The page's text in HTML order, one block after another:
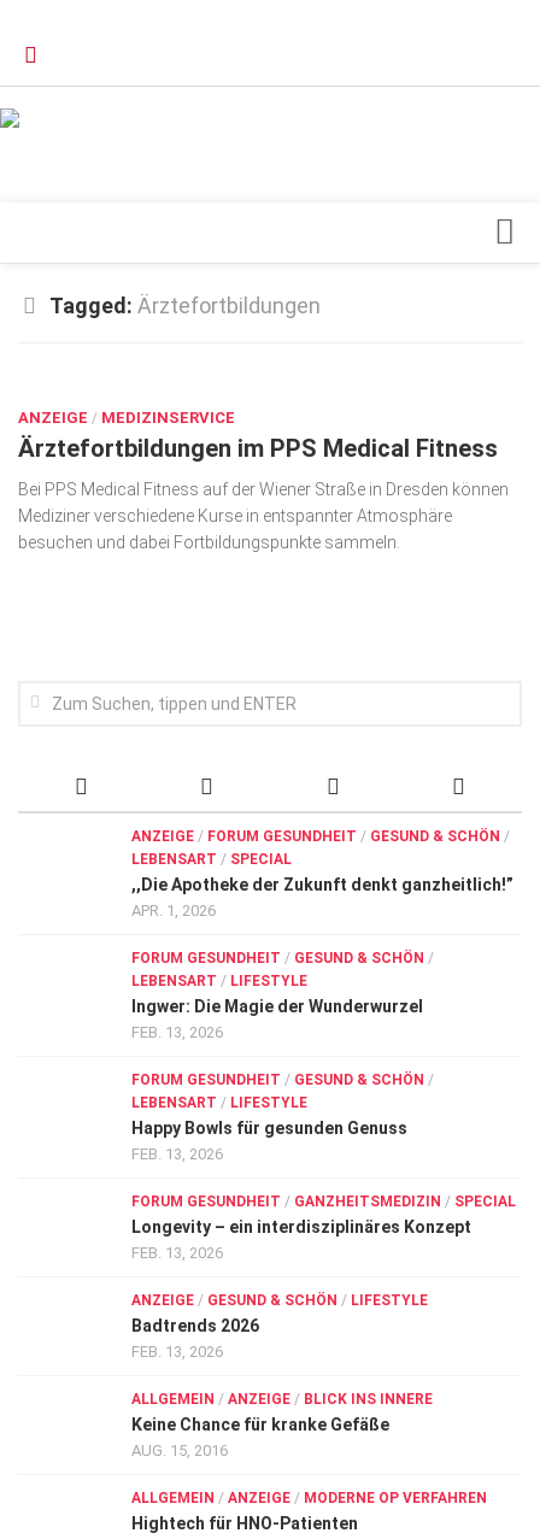
Orthopädie
Schönheit & Wohlbefinden
Special
Wirtschaft, Recht, Finanzen
Innovationen
Kampf gegen Krebs
Tagged: Ärztefortbildungen
ANZEIGE / MEDIZINSERVICE
Ärztefortbildungen im PPS Medical Fitness
Bei PPS Medical Fitness auf der Wiener Straße in Dresden können
Mediziner verschiedene Kurse in entspannter Atmosphäre
besuchen und dabei Fortbildungspunkte sammeln.
ANZEIGE / FORUM GESUNDHEIT / GESUND & SCHÖN /
LEBENSART / SPECIAL
,,Die Apotheke der Zukunft denkt ganzheitlich!”
APR. 1, 2026
FORUM GESUNDHEIT / GESUND & SCHÖN /
LEBENSART / LIFESTYLE
Ingwer: Die Magie der Wunderwurzel
FEB. 13, 2026
FORUM GESUNDHEIT / GESUND & SCHÖN /
LEBENSART / LIFESTYLE
Happy Bowls für gesunden Genuss
FEB. 13, 2026
FORUM GESUNDHEIT / GANZHEITSMEDIZIN / SPECIAL
Longevity – ein interdisziplinäres Konzept
FEB. 13, 2026
ANZEIGE / GESUND & SCHÖN / LIFESTYLE
Badtrends 2026
FEB. 13, 2026
ALLGEMEIN / ANZEIGE / BLICK INS INNERE
Keine Chance für kranke Gefäße
AUG. 15, 2016
ALLGEMEIN / ANZEIGE / MODERNE OP VERFAHREN
Hightech für HNO-Patienten